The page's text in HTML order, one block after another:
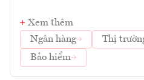
Xem thêm
Ngân hàng
Thị
Bảo hiểm